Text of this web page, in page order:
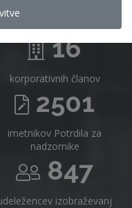
16
korporativnih članov
2501
imetnikov Potrdila za
nadzornike
847
izobraževanj